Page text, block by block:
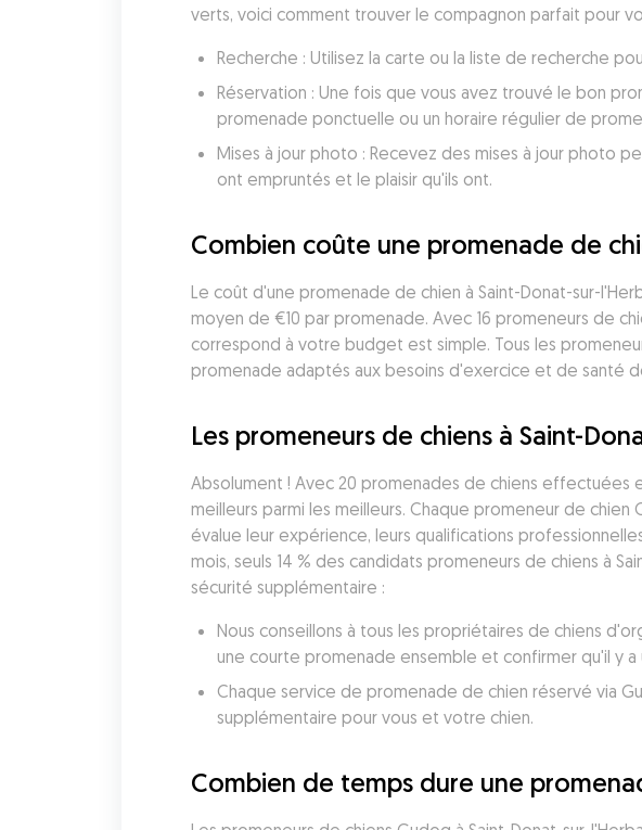
verts, voici comment trouver le compagnon parfait pour
Recherche : Utilisez la carte ou la liste de recherche
Réservation : Une fois que vous avez trouvé le bon
promenade ponctuelle ou un horaire régulier de
Mises à jour photo : Recevez des mises à jour photo
ont empruntés et le plaisir qu'ils ont.
Combien coûte une promenade de
Le coût d'une promenade de chien à Saint-Donat-sur-
moyen de €10 par promenade. Avec 16 promeneurs de
correspond à votre budget est simple. Tous les
promenade adaptés aux besoins d'exercice et de santé
Les promeneurs de chiens à Saint-
Absolument ! Avec 20 promenades de chiens effectuées
meilleurs parmi les meilleurs. Chaque promeneur de
évalue leur expérience, leurs qualifications
mois, seuls 14 % des candidats promeneurs de chiens à
sécurité supplémentaire :
Nous conseillons à tous les propriétaires de chiens
une courte promenade ensemble et confirmer qu'il y
Chaque service de promenade de chien réservé via
supplémentaire pour vous et votre chien.
Combien de temps dure une